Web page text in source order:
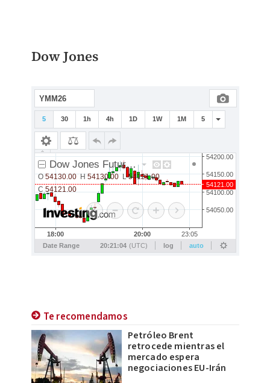
Dow Jones
Te recomendamos
Petróleo Brent
retrocede mientras el
mercado espera
negociaciones EU-Irán